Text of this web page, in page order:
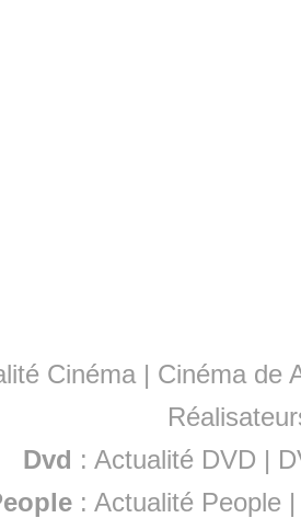
Cinéma | Cinéma de
Dvd : Actualité DVD |
:Actualité People